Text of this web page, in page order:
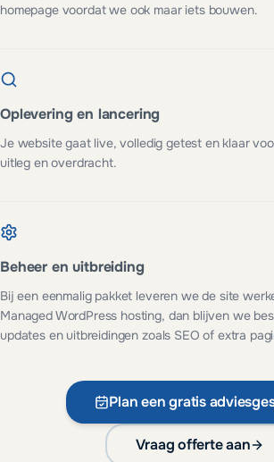
homepage voordat we ook maar iets bouwen.
Oplevering en lancering
Je website gaat live, volledig getest en klaar
uitleg en overdracht.
Beheer en uitbreiding
Bij een eenmalig pakket leveren we de site
Managed WordPress hosting, dan blijven we
updates en uitbreidingen zoals SEO of extra
Plan een gratis
Vraag offerte aan